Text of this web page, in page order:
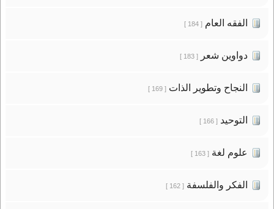
الفقه العام[ 184 ]
دواوين شعر[ 183 ]
النجاح وتطوير الذات[ 169 ]
التوحيد[ 166 ]
علوم لغة[ 163 ]
الفكر والفلسفة[ 162 ]